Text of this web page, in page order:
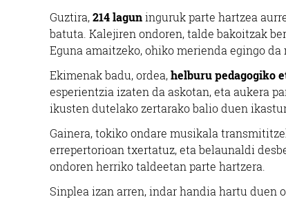
Guztira,214 laguninguruk parte hartzea
batuta. Kalejiren ondoren, talde bakoitzak
Eguna amaitzeko, ohiko merienda egingo
Ekimenak badu, ordea,helburu pedagogiko
esperientzia izaten da askotan, eta aukera
ikusten dutelako zertarako balio duen
Gainera, tokiko ondare musikala
errepertorioan txertatuz, eta belaunaldi
ondoren herriko taldeetan parte hartzera.
Sinplea izan arren, indar handia hartu duen